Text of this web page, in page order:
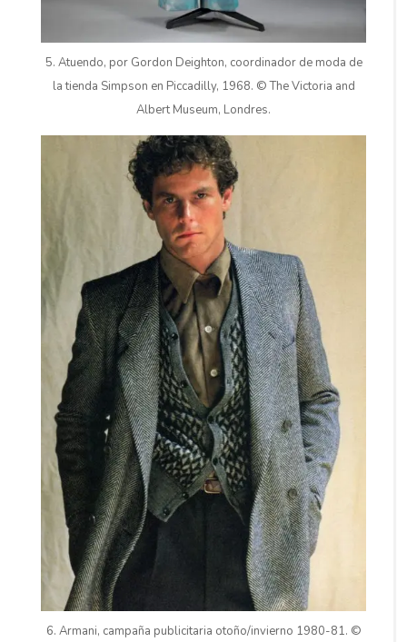
5. Atuendo, por Gordon Deighton, coordinador de moda de
la tienda Simpson en Piccadilly, 1968. © The Victoria and
Albert Museum, Londres.
6. Armani, campaña publicitaria otoño/invierno 1980-81. ©